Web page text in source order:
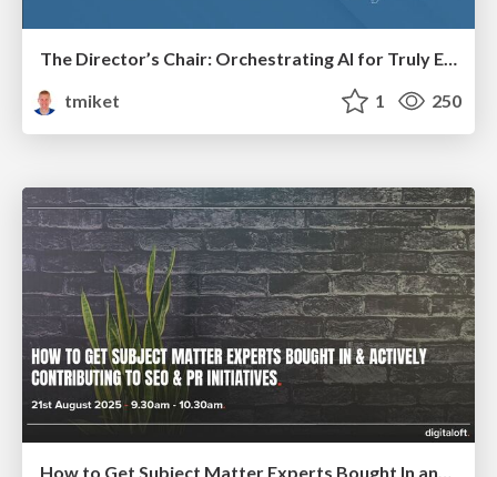
The Director’s Chair: Orchestrating AI for Truly Effective Learning
tmiket
1 250